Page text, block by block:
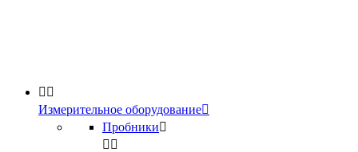
 
Измерительное оборудование
Пробники
 